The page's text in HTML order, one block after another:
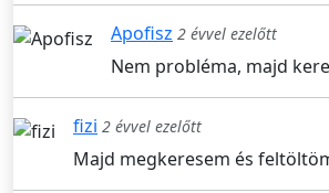
Apofisz 2 évvel ezelőtt
Nem probléma, majd
fizi 2 évvel ezelőtt
Majd megkeresem és